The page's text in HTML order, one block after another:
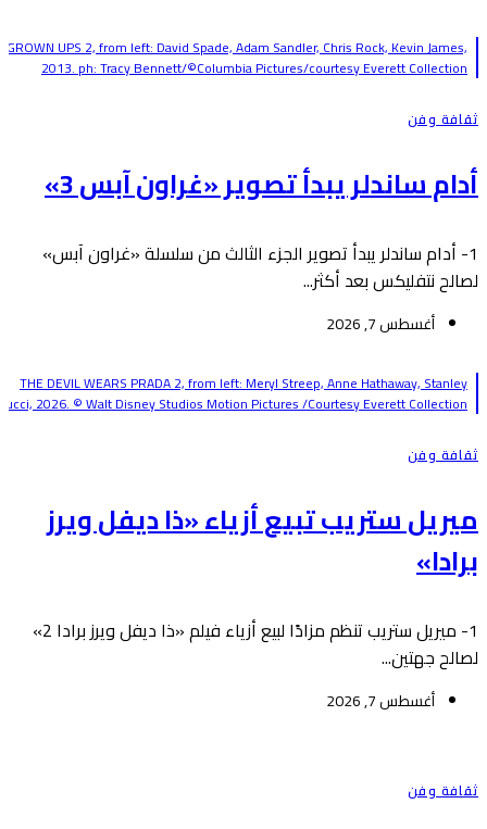
GROWN UPS 2, from left: David Spade, Adam Sandler, Chris Rock, Kevin James,
2013. ph: Tracy Bennett/©Columbia Pictures/courtesy Everett Collection
ثقافة وفن
أدام ساندلر يبدأ تصوير «غراون آبس 3»
1- أدام ساندلر يبدأ تصوير الجزء الثالث من سلسلة «غراون آبس»
لصالح نتفليكس بعد أكثر...
أغسطس 7, 2026
THE DEVIL WEARS PRADA 2, from left: Meryl Streep, Anne Hathaway, Stanley
2026. © Walt Disney Studios Motion Pictures /Courtesy Everett Collection
ثقافة وفن
ميريل ستريب تبيع أزياء «ذا ديفل ويرز
برادا»
1- ميريل ستريب تنظم مزادًا لبيع أزياء فيلم «ذا ديفل ويرز برادا 2»
لصالح جهتين...
أغسطس 7, 2026
ثقافة وفن